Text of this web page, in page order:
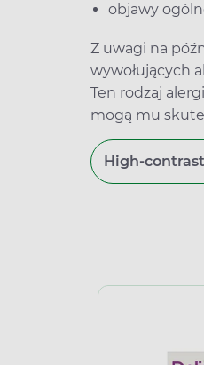
objawy
Z uwagi na
wywołujących
Ten rodzaj
mogą mu
High-